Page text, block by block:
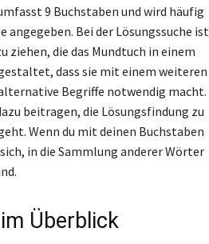
9 Buchstaben und wird häufig
Bei der Lösungssuche ist
die das Mundtuch in einem
dass sie mit einem weiteren
Begriffe notwendig macht.
beitragen, die Lösungsfindung zu
Wenn du mit deinen Buchstaben
in die Sammlung anderer Wörter
Überblick